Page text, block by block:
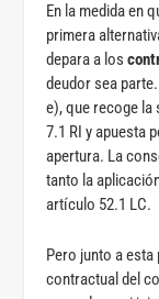
En la medida en
primera
depara a los
deudor sea
e), que recoge la
7.1 RI y apuesta
apertura. La
tanto la
artículo 52.1 LC.
Pero junto a
contractual del